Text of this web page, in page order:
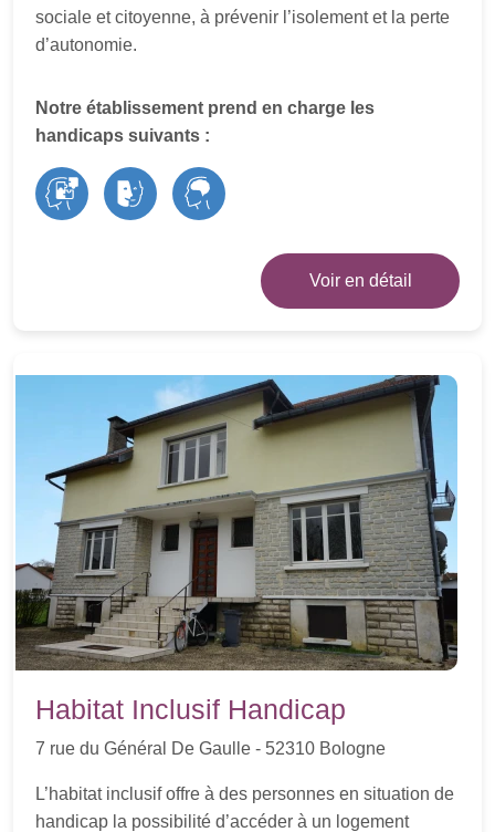
sociale et citoyenne, à prévenir l’isolement et la perte
d’autonomie.
Notre établissement prend en charge les
handicaps suivants :
Voir en détail
Habitat Inclusif Handicap
7 rue du Général De Gaulle - 52310 Bologne
L’habitat inclusif offre à des personnes en situation de
handicap la possibilité d’accéder à un logement